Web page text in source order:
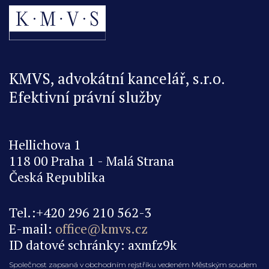
KMVS, advokátní kancelář, s.r.o.
Efektivní právní služby
Hellichova 1
118 00 Praha 1 - Malá Strana
Česká Republika
Tel.:+420 296 210 562-3
E-mail: office@kmvs.cz
ID datové schránky: axmfz9k
Společnost zapsaná v obchodním rejstříku vedeném Městským soudem